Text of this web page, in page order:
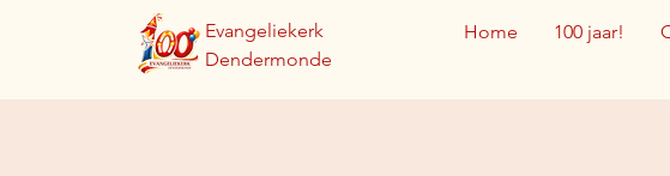
Evangeliekerk
Dendermonde
Home 100 jaar!